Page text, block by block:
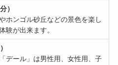
）
ホンゴル砂丘などの景色を楽し
験が出来ます。
デール」は男性用、女性用、子